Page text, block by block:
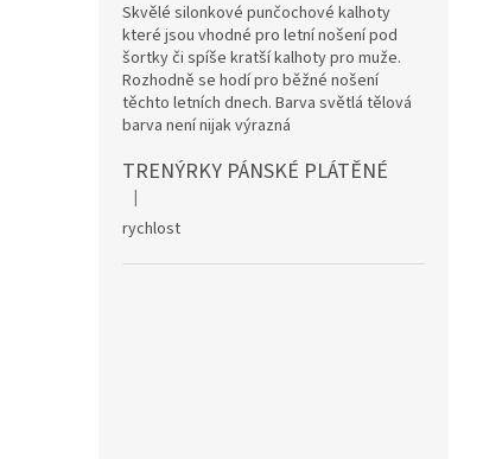
Skvělé silonkové punčochové kalhoty
které jsou vhodné pro letní nošení pod
šortky či spíše kratší kalhoty pro muže.
Rozhodně se hodí pro běžné nošení
těchto letních dnech. Barva světlá tělová
barva není nijak výrazná
TRENÝRKY PÁNSKÉ PLÁTĚNÉ
Hodnocení produktu je 5 z 5 hvězdiček.
|
rychlost